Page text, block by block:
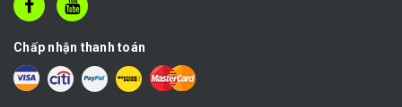
Chấp nhận thanh toán